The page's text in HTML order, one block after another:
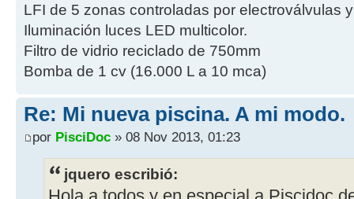
LFI de 5 zonas controladas por electroválvulas
Iluminación luces LED multicolor.
Filtro de vidrio reciclado de 750mm
Bomba de 1 cv (16.000 L a 10 mca)
Re: Mi nueva piscina. A mi modo.
por PisciDoc » 08 Nov 2013, 01:23
jquero escribió: